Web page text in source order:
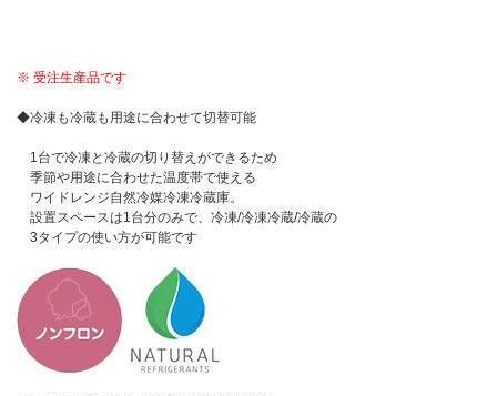
※ 受注生産品です
◆冷凍も冷蔵も用途に合わせて切替可能
1台で冷凍と冷蔵の切り替えができるため
季節や用途に合わせた温度帯で使える
ワイドレンジ自然冷媒冷凍冷蔵庫。
設置スペースは1台分のみで、冷凍/冷凍冷蔵/冷蔵の
3タイプの使い方が可能です